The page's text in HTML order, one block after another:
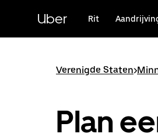
hoofdinhoudUber Rit
Verenigde Staten>
Plan